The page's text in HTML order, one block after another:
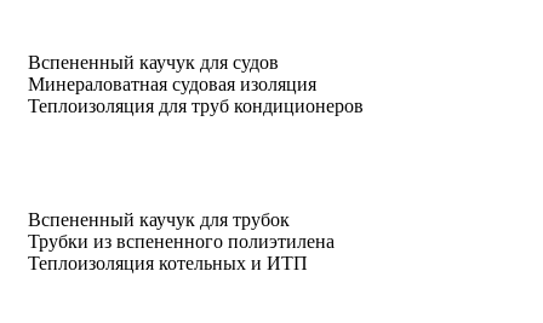
Вспененный каучук для судов
Минераловатная судовая изоляция
Теплоизоляция для труб кондиционеров
Вспененный каучук для трубок
Трубки из вспененного полиэтилена
Теплоизоляция котельных и ИТП